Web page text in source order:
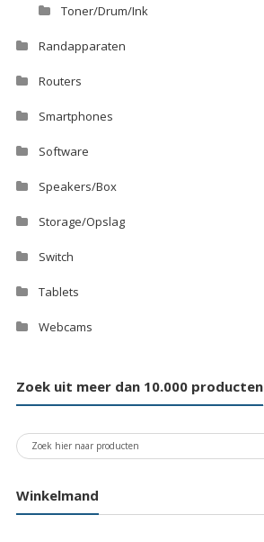
Toner/Drum/Ink
Randapparaten
Routers
Smartphones
Software
Speakers/Box
Storage/Opslag
Switch
Tablets
Webcams
Zoek uit meer dan 10.000 producten
Winkelmand